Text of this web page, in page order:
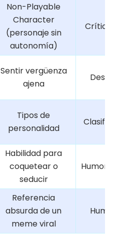
Non-Playable
Character
(personaje sin
autonomía)
Crítica
Sentir vergüenza
ajena
Tipos de
personalidad
Habilidad para
coquetear o
seducir
Referencia
absurda de un
meme viral
Humor